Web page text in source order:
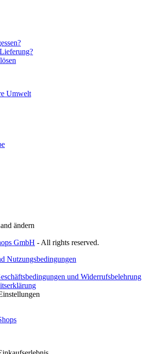
Umwelt
ändern
GmbH - All rights reserved.
Nutzungsbedingungen
und Widerrufsbelehrung